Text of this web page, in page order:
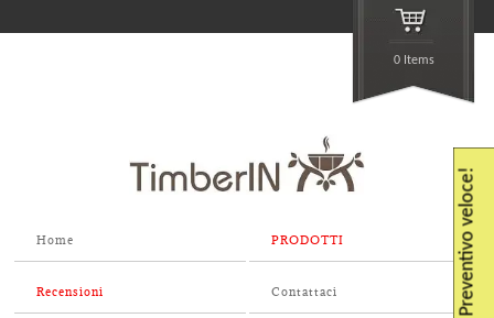
0 Items
Home PRODOTTI
Recensioni Contattaci Preventivo veloce!